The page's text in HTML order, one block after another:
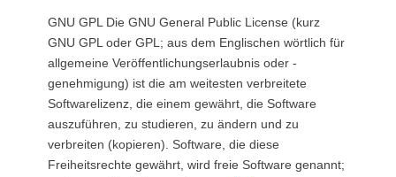
GNU GPL Die GNU General Public License (kurz
GNU GPL oder GPL; aus dem Englischen wörtlich für
allgemeine Veröffentlichungserlaubnis oder -
genehmigung) ist die am weitesten verbreitete
Softwarelizenz, die einem gewährt, die Software
auszuführen, zu studieren, zu ändern und zu
verbreiten (kopieren). Software, die diese
Freiheitsrechte gewährt, wird freie Software genannt;